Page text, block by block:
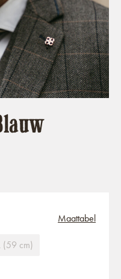
(59 cm)
Maattabel